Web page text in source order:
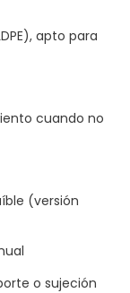
apto para
cuando no
(versión
o sujeción